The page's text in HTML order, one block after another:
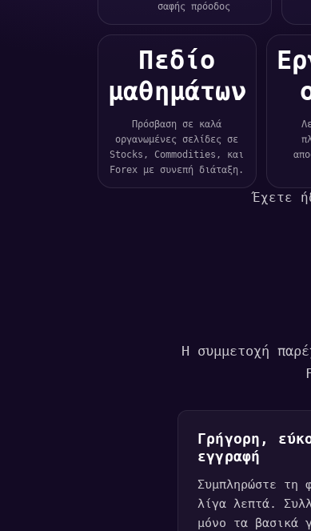
σαφής πρόοδος
Πεδίο
μαθημάτων
Πρόσβαση σε καλά
οργανωμένες σελίδες σε
Stocks, Commodities, και
Forex με συνεπή διάταξη.
Έχετε
Η συμμετοχή
Γρήγορη,
εγγραφή
Συμπληρώστε τη
λίγα λεπτά.
μόνο τα βασικά